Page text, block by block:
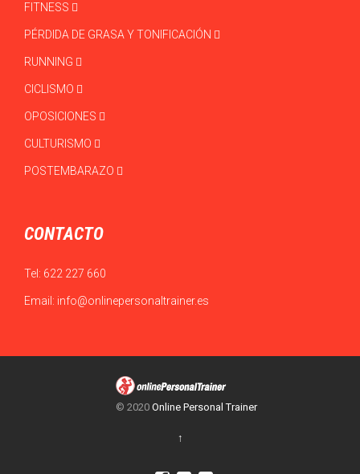
FITNESS
PÉRDIDA DE GRASA Y TONIFICACIÓN
RUNNING
CICLISMO
OPOSICIONES
CULTURISMO
POSTEMBARAZO
CONTACTO
Tel: 622 227 660
Email: info@onlinepersonaltrainer.es
© 2020 Online Personal Trainer
↑